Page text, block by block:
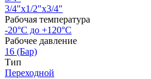
3/4"х1/2"х3/4"
Рабочая температура
-20°С до +120°С
Рабочее давление
16 (Бар)
Тип
Переходной